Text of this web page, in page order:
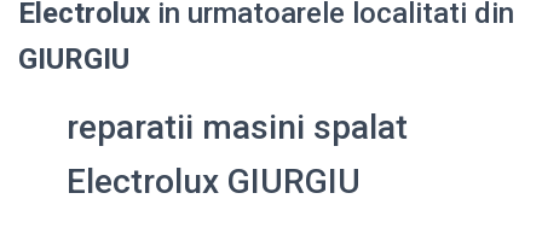
Electrolux in urmatoarele localitati din
GIURGIU
reparatii masini spalat
Electrolux GIURGIU